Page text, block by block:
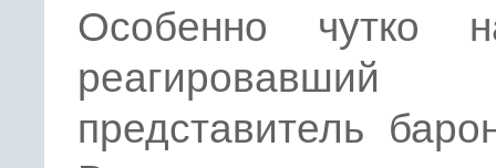
Особенно чутко
реагировавший
представитель